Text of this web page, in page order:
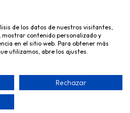
cómo ejercitar tus derechos de acceso,
pulsa
S.L.
de los datos de nuestros visitantes,
contenido personalizado y
en el sitio web. Para obtener más
utilizamos, abre los ajustes.
Rechazar